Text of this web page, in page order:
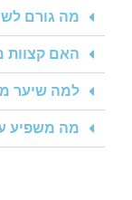
מה גורם
האם קצוות
למה שיער
מה משפיע